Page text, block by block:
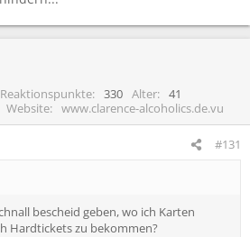
Reaktionspunkte 330 Alter
41
Website www.clarence-alcoholics.de.vu
#131
bescheid geben, wo ich Karten
Hardtickets zu bekommen?